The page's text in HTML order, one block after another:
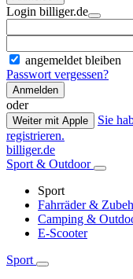
Login billiger.de
angemeldet bleiben
Passwort vergessen?
Anmelden
oder
Weiter mit Apple
Sie
registrieren.
billiger.de
Sport & Outdoor
Sport
Fahrräder &
Camping &
E-Scooter
Sport